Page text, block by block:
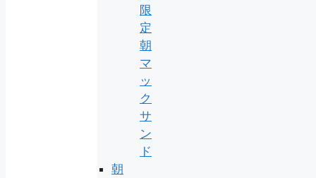
限
定
朝
マ
ッ
ク
サ
ン
ド
朝